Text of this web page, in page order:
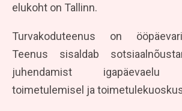
elukoht on Tallinn.
Turvakoduteenus on
Teenus sisaldab
juhendamist igapäevaelu
toimetulemisel ja